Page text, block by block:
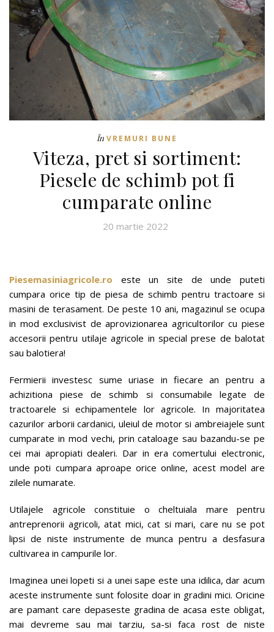
În VREMURI BUNE
Viteza, pret si sortiment:
Piesele de schimb pot fi
cumparate online
20 martie 2022
Piesemasiniagricole.ro este un site de unde puteti
cumpara orice tip de piesa de schimb pentru tractoare si
masini de terasament. De peste 10 ani, magazinul se ocupa
in mod exclusivist de aprovizionarea agricultorilor cu piese
accesorii pentru utilaje agricole in special prese de balotat
sau balotiera!
Fermierii investesc sume uriase in fiecare an pentru a
achizitiona piese de schimb si consumabile legate de
tractoarele si echipamentele lor agricole. In majoritatea
cazurilor arborii cardanici, uleiul de motor si ambreiajele sunt
cumparate in mod vechi, prin cataloage sau bazandu-se pe
cei mai apropiati dealeri. Dar in era comertului electronic,
unde poti cumpara aproape orice online, acest model are
zilele numarate.
Utilajele agricole constituie o cheltuiala mare pentru
antreprenorii agricoli, atat mici, cat si mari, care nu se pot
lipsi de niste instrumente de munca pentru a desfasura
cultivarea in campurile lor.
Imaginea unei lopeti si a unei sape este una idilica, dar acum
aceste instrumente sunt folosite doar in gradini mici. Oricine
are pamant care depaseste gradina de acasa este obligat,
mai devreme sau mai tarziu, sa-si faca rost de niste